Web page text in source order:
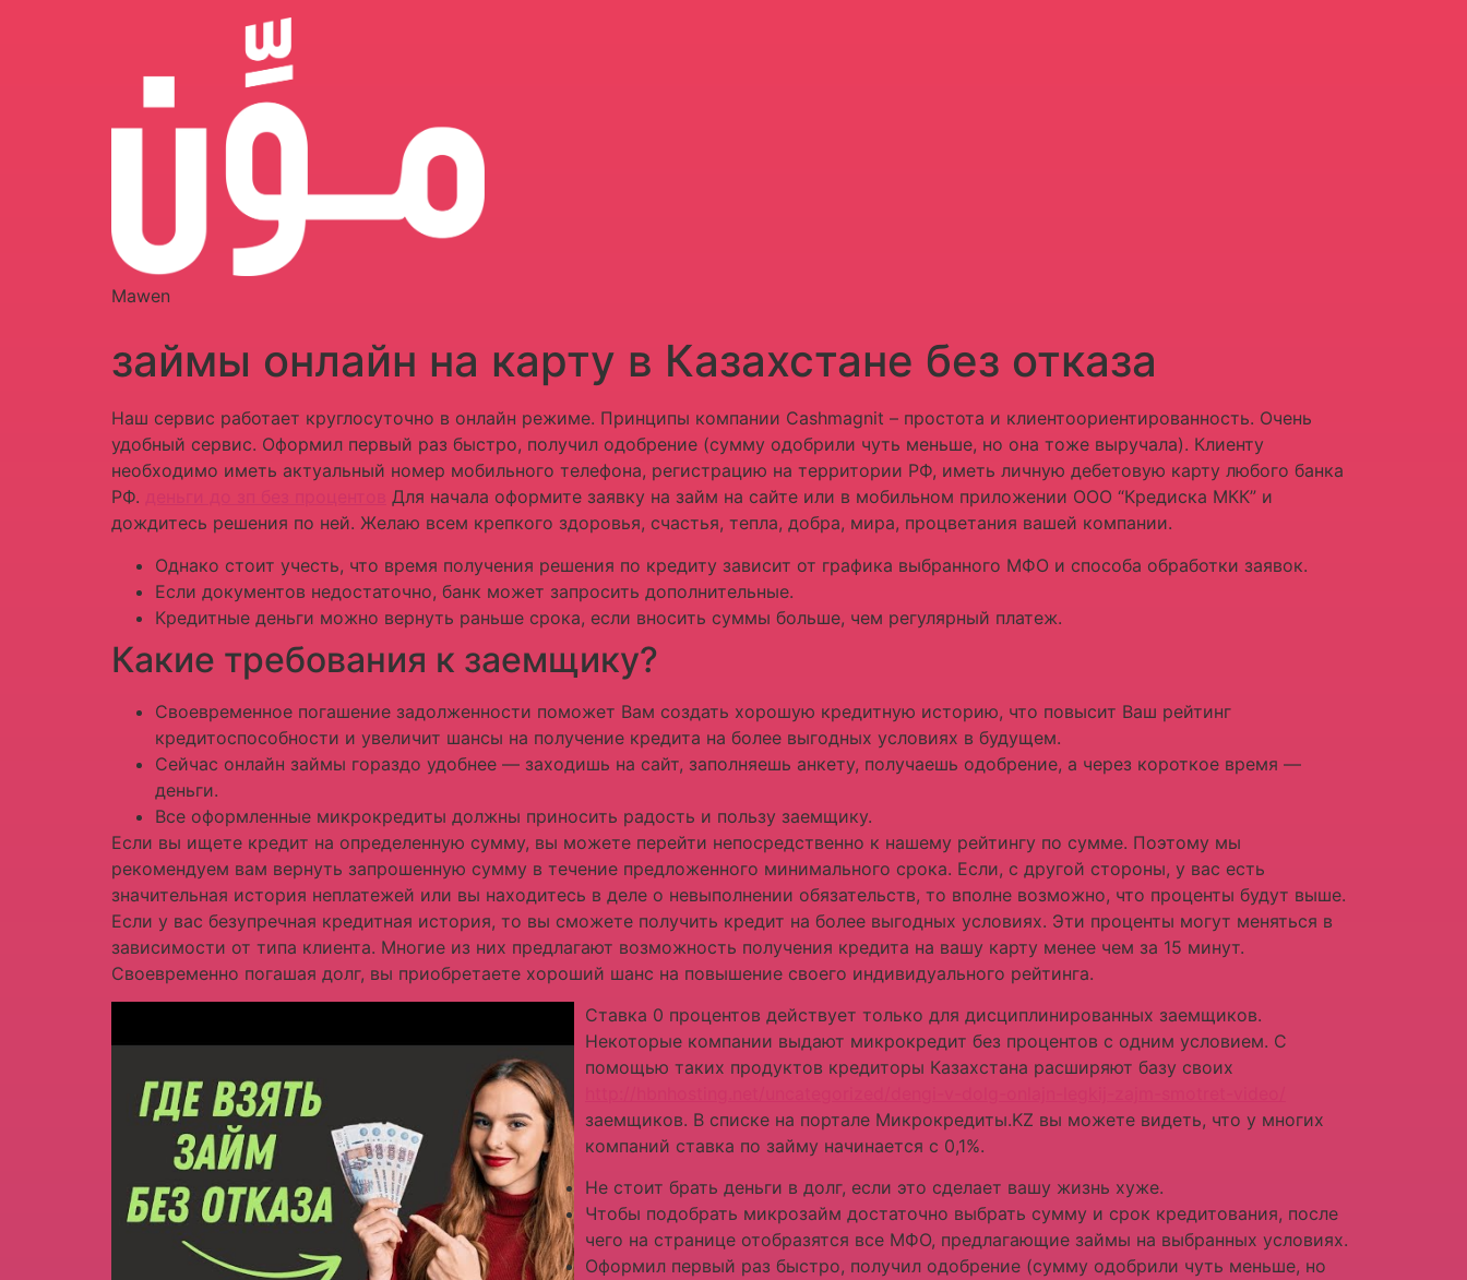
Mawen
займы онлайн на карту в Казахстане без отказа
Наш сервис работает круглосуточно в онлайн режиме. Принципы компании Cashmagnit – простота и клиентоориентированность. Очень
удобный сервис. Оформил первый раз быстро, получил одобрение (сумму одобрили чуть меньше, но она тоже выручала). Клиенту
необходимо иметь актуальный номер мобильного телефона, регистрацию на территории РФ, иметь личную дебетовую карту любого банка
РФ.
Для начала оформите заявку на займ на сайте или в мобильном приложении ООО “Кредиска МКК” и
дождитесь решения по ней. Желаю всем крепкого здоровья, счастья, тепла, добра, мира, процветания вашей компании.
Однако стоит учесть, что время получения решения по кредиту зависит от графика выбранного МФО и способа обработки заявок.
Если документов недостаточно, банк может запросить дополнительные.
Кредитные деньги можно вернуть раньше срока, если вносить суммы больше, чем регулярный платеж.
Какие требования к заемщику?
Своевременное погашение задолженности поможет Вам создать хорошую кредитную историю, что повысит Ваш рейтинг
кредитоспособности и увеличит шансы на получение кредита на более выгодных условиях в будущем.
Сейчас онлайн займы гораздо удобнее — заходишь на сайт, заполняешь анкету, получаешь одобрение, а через короткое время —
деньги.
Все оформленные микрокредиты должны приносить радость и пользу заемщику.
Если вы ищете кредит на определенную сумму, вы можете перейти непосредственно к нашему рейтингу по сумме. Поэтому мы
рекомендуем вам вернуть запрошенную сумму в течение предложенного минимального срока. Если, с другой стороны, у вас есть
значительная история неплатежей или вы находитесь в деле о невыполнении обязательств, то вполне возможно, что проценты будут выше.
Если у вас безупречная кредитная история, то вы сможете получить кредит на более выгодных условиях. Эти проценты могут меняться в
зависимости от типа клиента. Многие из них предлагают возможность получения кредита на вашу карту менее чем за 15 минут.
Своевременно погашая долг, вы приобретаете хороший шанс на повышение своего индивидуального рейтинга.
Ставка 0 процентов действует только для дисциплинированных заемщиков.
Некоторые компании выдают микрокредит без процентов с одним условием. С
помощью таких продуктов кредиторы Казахстана расширяют базу своих
заемщиков. В списке на портале Микрокредиты.KZ вы можете видеть, что у многих
компаний ставка по займу начинается с 0,1%.
Не стоит брать деньги в долг, если это сделает вашу жизнь хуже.
Чтобы подобрать микрозайм достаточно выбрать сумму и срок кредитования, после
чего на странице отобразятся все МФО, предлагающие займы на выбранных условиях.
Оформил первый раз быстро, получил одобрение (сумму одобрили чуть меньше, но